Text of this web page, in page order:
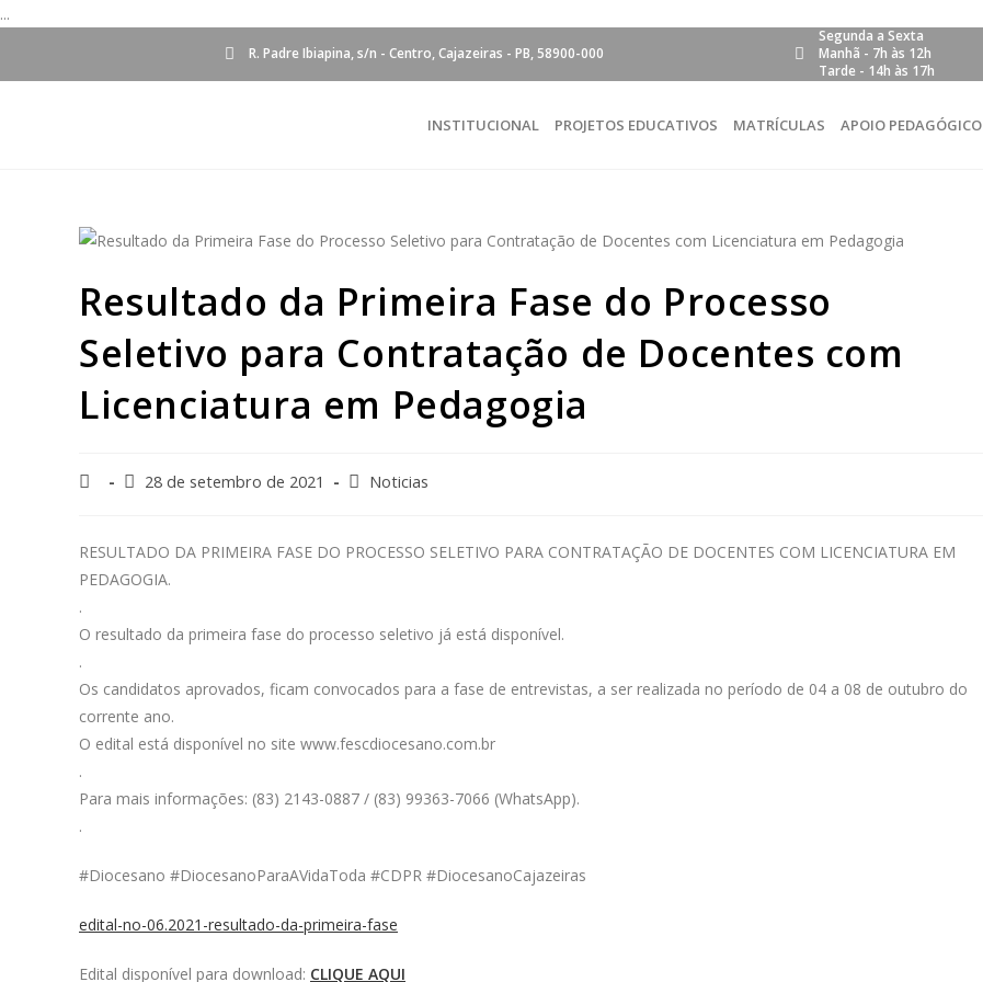
...
R. Padre Ibiapina, s/n - Centro, Cajazeiras - PB, 58900-000
Segunda a Sexta
Manhã - 7h às 12h
Tarde - 14h às 17h
INSTITUCIONAL PROJETOS EDUCATIVOS MATRÍCULAS APOIO PEDAGÓGICO
Resultado da Primeira Fase do Processo
Seletivo para Contratação de Docentes com
Licenciatura em Pedagogia
28 de setembro de 2021 Noticias
RESULTADO DA PRIMEIRA FASE DO PROCESSO SELETIVO PARA CONTRATAÇÃO DE DOCENTES COM LICENCIATURA EM
PEDAGOGIA.
.
O resultado da primeira fase do processo seletivo já está disponível.
.
Os candidatos aprovados, ficam convocados para a fase de entrevistas, a ser realizada no período de 04 a 08 de outubro do
corrente ano.
O edital está disponível no site www.fescdiocesano.com.br
.
Para mais informações: (83) 2143-0887 / (83) 99363-7066 (WhatsApp).
.
#Diocesano #DiocesanoParaAVidaToda #CDPR #DiocesanoCajazeiras
edital-no-06.2021-resultado-da-primeira-fase
Edital disponível para download: CLIQUE AQUI